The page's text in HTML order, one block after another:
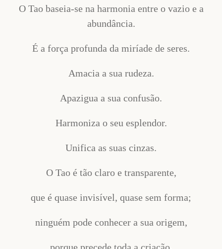
O Tao baseia-se na harmonia entre o vazio e a
abundância.
É a força profunda da miríade de seres.
Amacia a sua rudeza.
Apazigua a sua confusão.
Harmoniza o seu esplendor.
Unifica as suas cinzas.
O Tao é tão claro e transparente,
que é quase invisível, quase sem forma;
ninguém pode conhecer a sua origem,